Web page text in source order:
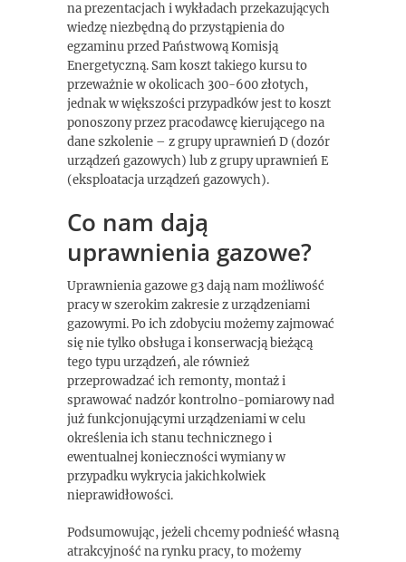
na prezentacjach i wykładach przekazujących
wiedzę niezbędną do przystąpienia do
egzaminu przed Państwową Komisją
Energetyczną. Sam koszt takiego kursu to
przeważnie w okolicach 300-600 złotych,
jednak w większości przypadków jest to koszt
ponoszony przez pracodawcę kierującego na
dane szkolenie – z grupy uprawnień D (dozór
urządzeń gazowych) lub z grupy uprawnień E
(eksploatacja urządzeń gazowych).
Co nam dają
uprawnienia gazowe?
Uprawnienia gazowe g3 dają nam możliwość
pracy w szerokim zakresie z urządzeniami
gazowymi. Po ich zdobyciu możemy zajmować
się nie tylko obsługa i konserwacją bieżącą
tego typu urządzeń, ale również
przeprowadzać ich remonty, montaż i
sprawować nadzór kontrolno-pomiarowy nad
już funkcjonującymi urządzeniami w celu
określenia ich stanu technicznego i
ewentualnej konieczności wymiany w
przypadku wykrycia jakichkolwiek
nieprawidłowości.
Podsumowując, jeżeli chcemy podnieść własną
atrakcyjność na rynku pracy, to możemy